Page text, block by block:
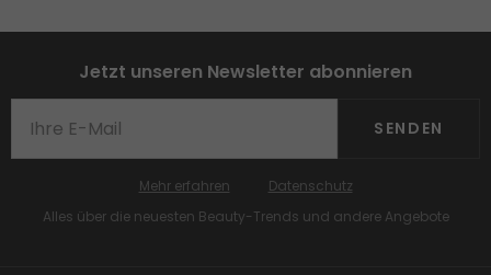
Jetzt unseren Newsletter abonnieren
SENDEN
Alles über die neuesten Beauty-Trends und andere Angebote
Mehr erfahren Datenschutz